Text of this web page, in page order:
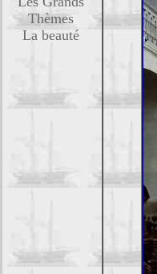
Thèmes
La beauté